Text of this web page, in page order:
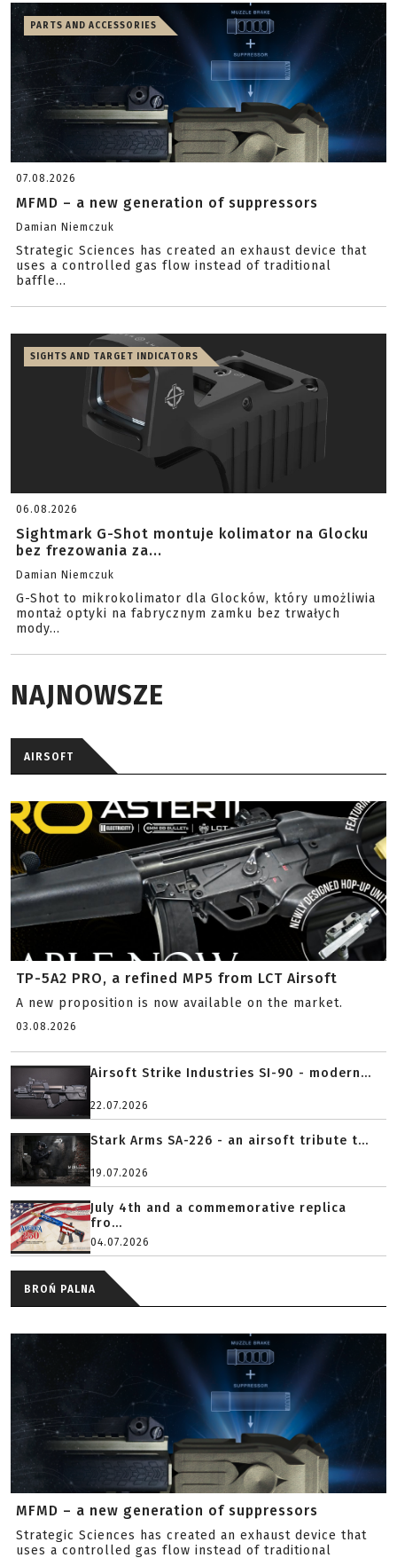
PARTS AND ACCESSORIES
07.08.2026
MFMD – a new generation of suppressors
Damian Niemczuk
Strategic Sciences has created an exhaust device that
uses a controlled gas flow instead of traditional
baffle...
SIGHTS AND TARGET INDICATORS
06.08.2026
Sightmark G-Shot montuje kolimator na Glocku
bez frezowania za...
Damian Niemczuk
G-Shot to mikrokolimator dla Glocków, który umożliwia
montaż optyki na fabrycznym zamku bez trwałych
mody...
NAJNOWSZE
AIRSOFT
TP-5A2 PRO, a refined MP5 from LCT Airsoft
A new proposition is now available on the market.
03.08.2026
Airsoft Strike Industries SI-90 - modern...
22.07.2026
Stark Arms SA-226 - an airsoft tribute t...
19.07.2026
July 4th and a commemorative replica
fro...
04.07.2026
BROŃ PALNA
MFMD – a new generation of suppressors
Strategic Sciences has created an exhaust device that
uses a controlled gas flow instead of traditional